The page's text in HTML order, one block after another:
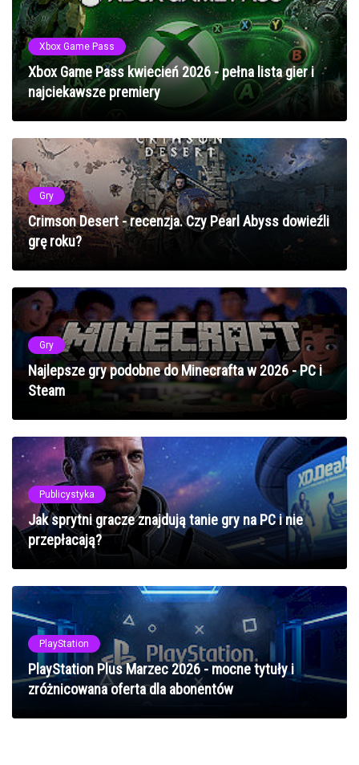
Xbox Game Pass
Xbox Game Pass kwiecień 2026 - pełna lista gier i
najciekawsze premiery
Gry
Crimson Desert - recenzja. Czy Pearl Abyss dowieźli
grę roku?
Gry
Najlepsze gry podobne do Minecrafta w 2026 - PC i
Steam
Publicystyka
Jak sprytni gracze znajdują tanie gry na PC i nie
przepłacają?
PlayStation
PlayStation Plus Marzec 2026 - mocne tytuły i
zróżnicowana oferta dla abonentów